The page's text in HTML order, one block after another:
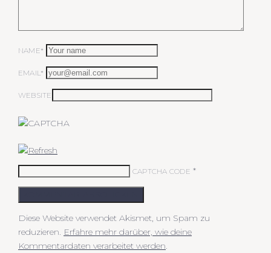
NAME*
EMAIL*
WEBSITE
CAPTCHA CODE *
Diese Website verwendet Akismet, um Spam zu
reduzieren. Erfahre mehr darüber, wie deine
Kommentardaten verarbeitet werden.